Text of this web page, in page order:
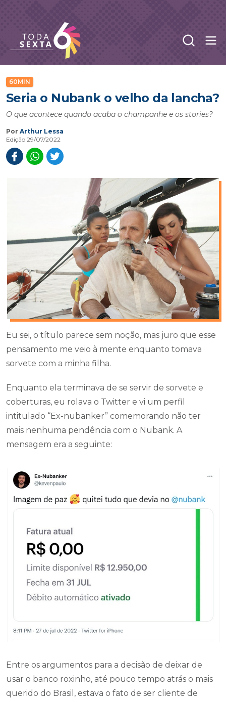
Toda Sexta - 4oito
60MIN
Seria o Nubank o velho da lancha?
O que acontece quando acaba o champanhe e os stories?
Por Arthur Lessa
Edição 29/07/2022
Eu sei, o título parece sem noção, mas juro que esse
pensamento me veio à mente enquanto tomava
sorvete com a minha filha.
Enquanto ela terminava de se servir de sorvete e
coberturas, eu rolava o Twitter e vi um perfil
intitulado “Ex-nubanker” comemorando não ter
mais nenhuma pendência com o Nubank. A
mensagem era a seguinte:
Entre os argumentos para a decisão de deixar de
usar o banco roxinho, até pouco tempo atrás o mais
querido do Brasil, estava o fato de ser cliente de